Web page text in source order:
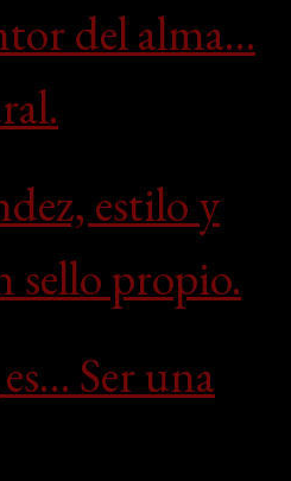
del alma…
estilo y
sello propio.
Ser una